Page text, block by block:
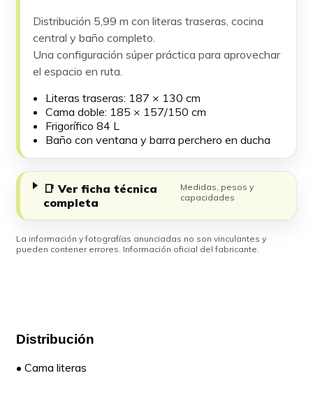
Distribución 5,99 m con literas traseras, cocina
central y baño completo.
Una configuración súper práctica para aprovechar
el espacio en ruta.
Literas traseras: 187 × 130 cm
Cama doble: 185 × 157/150 cm
Frigorífico 84 L
Baño con ventana y barra perchero en ducha
📑 Ver ficha técnica
completa
Medidas, pesos y
capacidades
La información y fotografías anunciadas no son vinculantes y
pueden contener errores. Información oficial del fabricante.
Distribución
• Cama literas